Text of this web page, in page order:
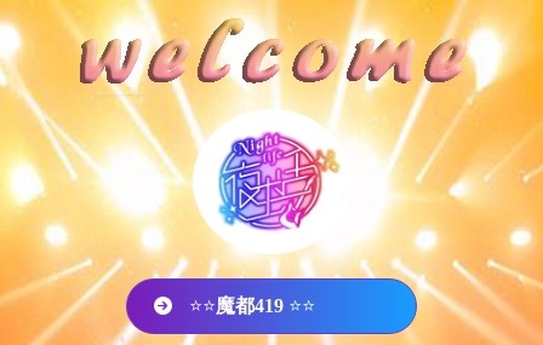
⭐⭐魔都419 ⭐⭐